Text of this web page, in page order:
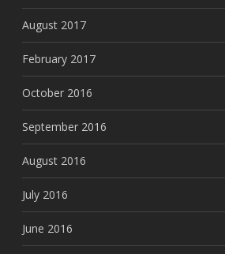
August 2017
February 2017
October 2016
September 2016
August 2016
July 2016
June 2016